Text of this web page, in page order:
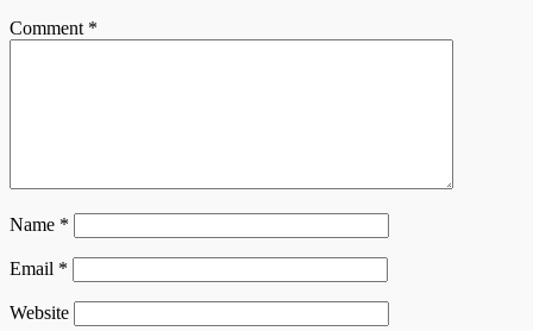
Comment *
Name *
Email *
Website